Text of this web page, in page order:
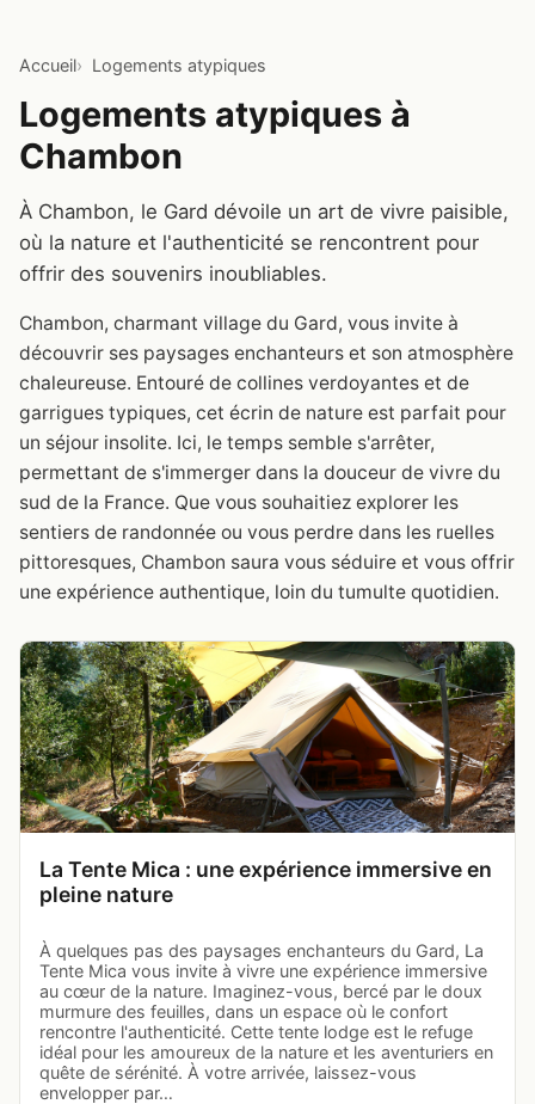
Accueil Logements atypiques
Logements atypiques à
Chambon
À Chambon, le Gard dévoile un art de vivre paisible,
où la nature et l'authenticité se rencontrent pour
offrir des souvenirs inoubliables.
Chambon, charmant village du Gard, vous invite à
découvrir ses paysages enchanteurs et son atmosphère
chaleureuse. Entouré de collines verdoyantes et de
garrigues typiques, cet écrin de nature est parfait pour
un séjour insolite. Ici, le temps semble s'arrêter,
permettant de s'immerger dans la douceur de vivre du
sud de la France. Que vous souhaitiez explorer les
sentiers de randonnée ou vous perdre dans les ruelles
pittoresques, Chambon saura vous séduire et vous offrir
une expérience authentique, loin du tumulte quotidien.
La Tente Mica : une expérience immersive en
pleine nature
À quelques pas des paysages enchanteurs du Gard, La
Tente Mica vous invite à vivre une expérience immersive
au cœur de la nature. Imaginez-vous, bercé par le doux
murmure des feuilles, dans un espace où le confort
rencontre l'authenticité. Cette tente lodge est le refuge
idéal pour les amoureux de la nature et les aventuriers en
quête de sérénité. À votre arrivée, laissez-vous
envelopper par…